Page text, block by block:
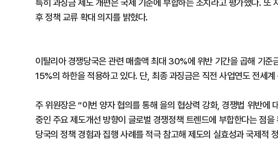
후 정책 교류 확대 의지를 밝혔다.
이탈리아 경쟁당국은 관련 매출액 최대 30%에 위반 기간을 곱해 기준
15%의 하한을 적용하고 있다. 단, 최종 과징금은 직전 사업연도 전세
주 위원장은 “이번 양자 협의를 통해 을의 협상력 강화, 경쟁법 위반에
중인 주요 제도개선 방향이 글로벌 경쟁정책 트렌드에 부합한다는 점
당국의 정책 경험과 집행 사례를 적극 참고해 제도의 실효성과 국제적